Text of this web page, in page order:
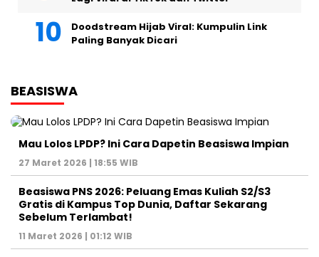
Doodstream Hijab Viral: Kumpulin Link
Paling Banyak Dicari
BEASISWA
Mau Lolos LPDP? Ini Cara Dapetin Beasiswa Impian
27 Maret 2026 | 18:55 WIB
Beasiswa PNS 2026: Peluang Emas Kuliah S2/S3
Gratis di Kampus Top Dunia, Daftar Sekarang
Sebelum Terlambat!
11 Maret 2026 | 01:12 WIB